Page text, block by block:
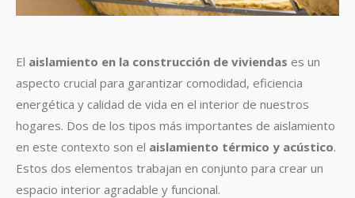
El aislamiento en la construcción de viviendas es un
aspecto crucial para garantizar comodidad, eficiencia
energética y calidad de vida en el interior de nuestros
hogares. Dos de los tipos más importantes de aislamiento
en este contexto son el aislamiento térmico y acústico.
Estos dos elementos trabajan en conjunto para crear un
espacio interior agradable y funcional.